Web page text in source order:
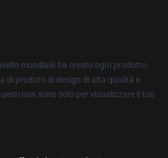
mondiale ha creato ogni prodotto.
di prodotti di design di alta qualità e
non sono solo per visualizzare il tuo